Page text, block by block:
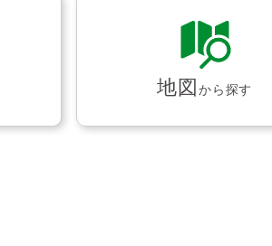
地図から探す